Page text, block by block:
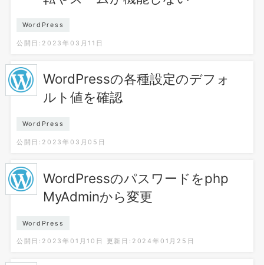
WordPress
公開日:2023年03月11日
WordPressの各種設定のデフォ
ルト値を確認
WordPress
公開日:2023年03月05日
WordPressのパスワードをphp
MyAdminから変更
WordPress
公開日:2023年01月10日 更新日:2024年01月25日